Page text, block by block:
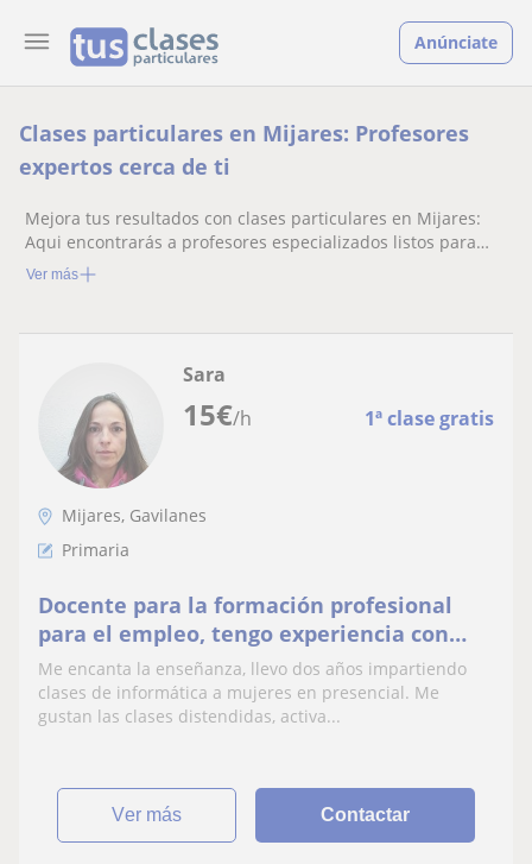
Anúnciate
Clases particulares en Mijares: Profesores
expertos cerca de ti
Mejora tus resultados con clases particulares en Mijares:
Aqui encontrarás a profesores especializados listos para
ayudarte.
Ver más
15€/h 1ª clase gratis
Sara
Mijares, Gavilanes
Primaria
Docente para la formación profesional
para el empleo, tengo experiencia con
mujeres desempl. Tb animadora
sociocultural en coles
Me encanta la enseñanza, llevo dos años impartiendo
clases de informática a mujeres en presencial. Me
gustan las clases distendidas, activa...
ver más Contactar